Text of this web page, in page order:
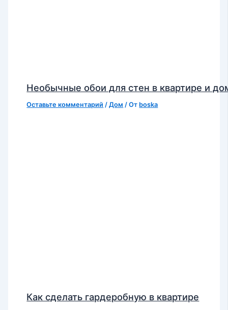
Необычные обои для стен в квартире и
Оставьте комментарий /Дом / От boska
Как сделать гардеробную в квартире